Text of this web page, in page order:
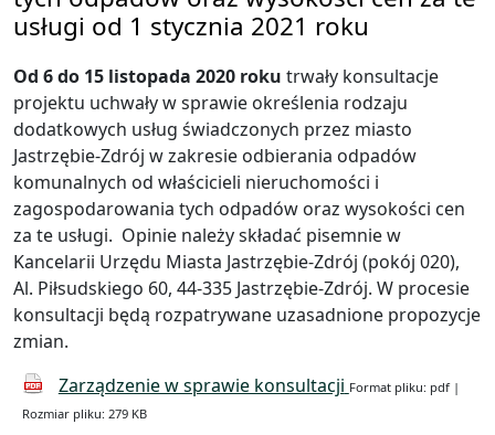
usługi od 1 stycznia 2021 roku
Od 6 do 15 listopada 2020 roku trwały konsultacje
projektu uchwały w sprawie określenia rodzaju
dodatkowych usług świadczonych przez miasto
Jastrzębie-Zdrój w zakresie odbierania odpadów
komunalnych od właścicieli nieruchomości i
zagospodarowania tych odpadów oraz wysokości cen
za te usługi. Opinie należy składać pisemnie w
Kancelarii Urzędu Miasta Jastrzębie-Zdrój (pokój 020),
Al. Piłsudskiego 60, 44-335 Jastrzębie-Zdrój. W procesie
konsultacji będą rozpatrywane uzasadnione propozycje
zmian.
Zarządzenie w sprawie konsultacji Format pliku: pdf |
Rozmiar pliku: 279 KB